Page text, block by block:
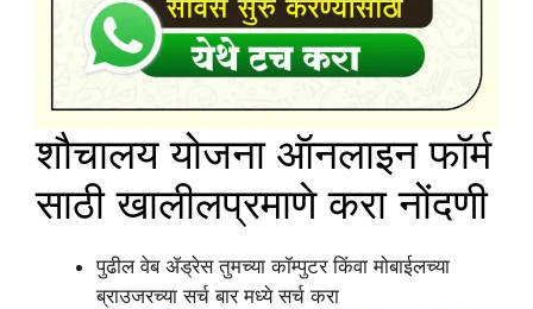
शौचालय योजना ऑनलाइन फॉर्म
साठी खालीलप्रमाणे करा नोंदणी
पुढील वेब ॲड्रेस तुमच्या कॉम्पुटर किंवा मोबाईलच्या
ब्राउजरच्या सर्च बार मध्ये सर्च करा